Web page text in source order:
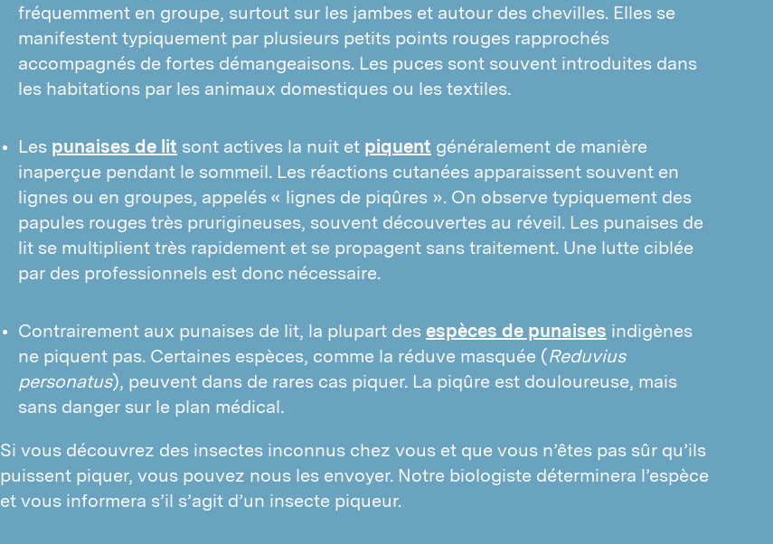
fréquemment en groupe, surtout sur les jambes et autour des chevilles. Elles se
manifestent typiquement par plusieurs petits points rouges rapprochés
accompagnés de fortes démangeaisons. Les puces sont souvent introduites dans
les habitations par les animaux domestiques ou les textiles.
Les punaises de lit sont actives la nuit et piquent généralement de manière
inaperçue pendant le sommeil. Les réactions cutanées apparaissent souvent en
lignes ou en groupes, appelés « lignes de piqûres ». On observe typiquement des
papules rouges très prurigineuses, souvent découvertes au réveil. Les punaises de
lit se multiplient très rapidement et se propagent sans traitement. Une lutte ciblée
par des professionnels est donc nécessaire.
Contrairement aux punaises de lit, la plupart des espèces de punaises indigènes
ne piquent pas. Certaines espèces, comme la réduve masquée (Reduvius
personatus), peuvent dans de rares cas piquer. La piqûre est douloureuse, mais
sans danger sur le plan médical.
Si vous découvrez des insectes inconnus chez vous et que vous n’êtes pas sûr qu’ils
puissent piquer, vous pouvez nous les envoyer. Notre biologiste déterminera l’espèce
et vous informera s’il s’agit d’un insecte piqueur.